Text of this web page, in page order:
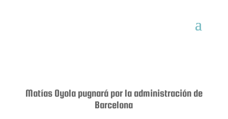
Matías Oyola pugnará por la administración de
Barcelona